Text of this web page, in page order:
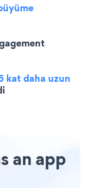
kat daha uzun
an app